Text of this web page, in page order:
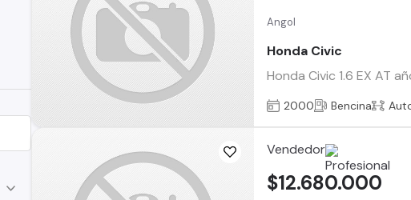
Angol
Honda Civic
Honda Civic 1.6 EX AT
2000 Bencina
Vendedor
$12.680.000